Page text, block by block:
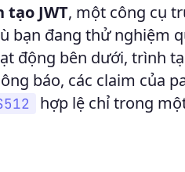
tạo JWT, một công cụ
bạn đang thử
động bên dưới, trình
báo, các claim của
hợp lệ chỉ trong